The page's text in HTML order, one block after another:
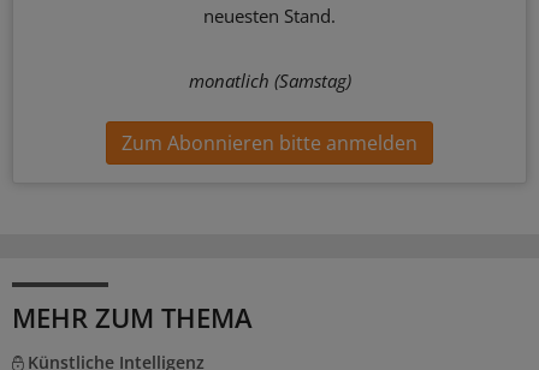
neuesten Stand.
monatlich (Samstag)
Zum Abonnieren bitte anmelden
MEHR ZUM THEMA
Künstliche Intelligenz